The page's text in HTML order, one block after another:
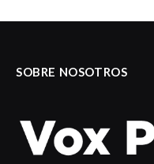
SOBRE NOSOTROS